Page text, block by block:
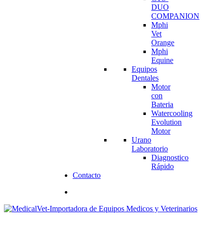
DUO
COMPANION
Mphi
Vet
Orange
Mphi
Equine
Equipos
Dentales
Motor
con
Bateria
Watercooling
Evolution
Motor
Urano
Laboratorio
Diagnostico
Rápido
Contacto